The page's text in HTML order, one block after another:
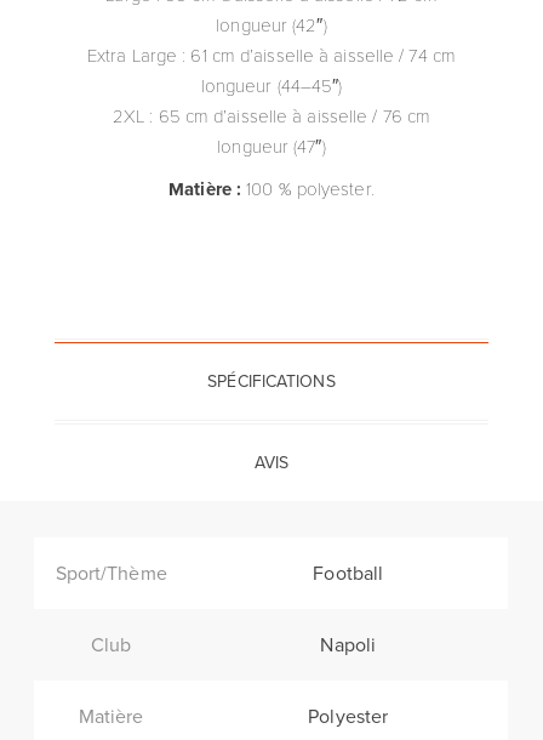
longueur (42″)
Extra Large : 61 cm d’aisselle à aisselle / 74 cm
longueur (44–45″)
2XL : 65 cm d’aisselle à aisselle / 76 cm
longueur (47″)
Matière : 100 % polyester.
SPÉCIFICATIONS
AVIS
Sport/Thème Football
Club Napoli
Matière Polyester